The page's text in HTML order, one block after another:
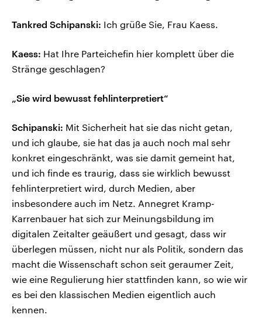
Tankred Schipanski: Ich grüße Sie, Frau Kaess.
Kaess: Hat Ihre Parteichefin hier komplett über die
Stränge geschlagen?
„Sie wird bewusst fehlinterpretiert“
Schipanski: Mit Sicherheit hat sie das nicht getan,
und ich glaube, sie hat das ja auch noch mal sehr
konkret eingeschränkt, was sie damit gemeint hat,
und ich finde es traurig, dass sie wirklich bewusst
fehlinterpretiert wird, durch Medien, aber
insbesondere auch im Netz. Annegret Kramp-
Karrenbauer hat sich zur Meinungsbildung im
digitalen Zeitalter geäußert und gesagt, dass wir
überlegen müssen, nicht nur als Politik, sondern das
macht die Wissenschaft schon seit geraumer Zeit,
wie eine Regulierung hier stattfinden kann, so wie wir
es bei den klassischen Medien eigentlich auch
kennen.